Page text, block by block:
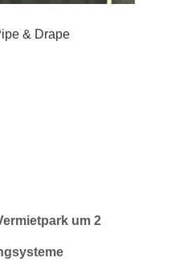
& Drape
um 2